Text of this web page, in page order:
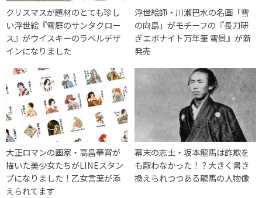
クリスマスが題材のとても珍し
い浮世絵『雪庭のサンタクロー
ス』がウイスキーのラベルデザ
インになりました
浮世絵師・川瀬巴水の名画「雪
の向島」がモチーフの『長刀研
ぎエボナイト万年筆 雪景』が新
発売
大正ロマンの画家・高畠華宵が
描いた美少女たちがLINEスタン
プになりました！乙女言葉が添
えられてます
幕末の志士・坂本龍馬は詐欺を
も厭わなかった！？大きく書き
換えられつつある龍馬の人物像